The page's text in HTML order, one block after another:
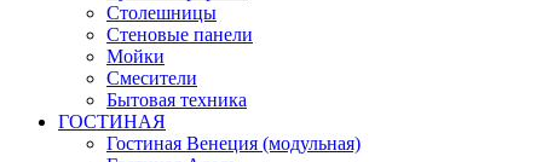
Столешницы
Стеновые панели
Мойки
Смесители
Бытовая техника
ГОСТИНАЯ
Гостиная Венеция (модульная)